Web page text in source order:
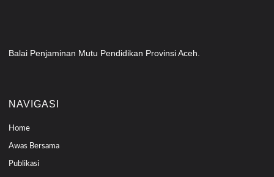
Balai Penjaminan Mutu Pendidikan Provinsi Aceh.
NAVIGASI
Home
Awas Bersama
Publikasi